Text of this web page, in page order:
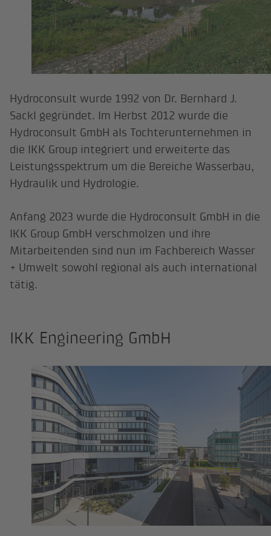
Hydroconsult wurde 1992 von Dr. Bernhard J.
Sackl gegründet. Im Herbst 2012 wurde die
Hydroconsult GmbH als Tochterunternehmen in
die IKK Group integriert und erweiterte das
Leistungsspektrum um die Bereiche Wasserbau,
Hydraulik und Hydrologie.
Anfang 2023 wurde die Hydroconsult GmbH in die
IKK Group GmbH verschmolzen und ihre
Mitarbeitenden sind nun im Fachbereich Wasser
+ Umwelt sowohl regional als auch international
tätig.
IKK Engineering GmbH